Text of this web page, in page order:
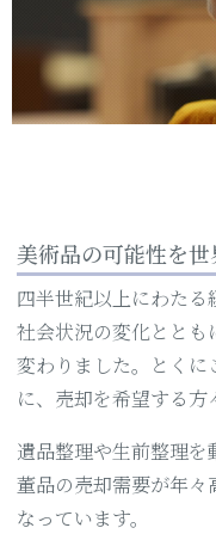
美術品の可能性を世
四半世紀以上にわた
社会状況の変化ととも
変わりました。とくに
に、売却を希望する方
遺品整理や生前整理
董品の売却需要が年々
なっています。